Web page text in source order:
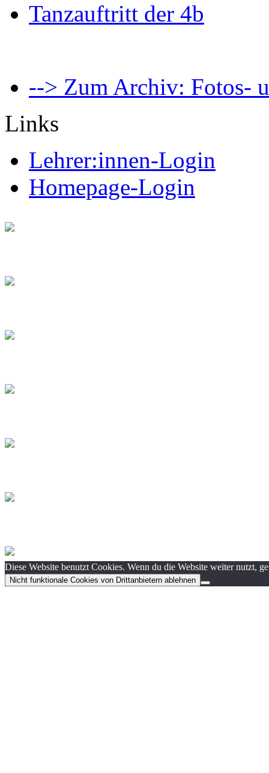
Tanzauftritt der 4b
--> Zum Archiv: Fotos-
Links
Lehrer:innen-Login
Homepage-Login
Diese Website benutzt Cookies. Wenn du die Website weiter nutzt,
Nicht funktionale Cookies von Drittanbietern ablehnen